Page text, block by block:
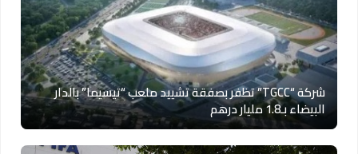
شركة “TGCC” تظفر بصفقة تشييد ملعب “تيسيما” بالدار
البيضاء بـ1.8 مليار درهم